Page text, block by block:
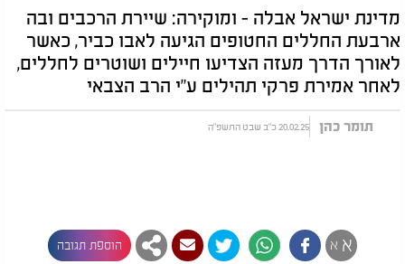
מדינת ישראל אבלה - ומוקירה: שיירת הרכבים ובה
ארבעת החללים החטופים הגיעה לאבו כביר, כאשר
לאורך הדרך מעזה הצדיעו חיילים ושוטרים לחללים,
לאחר אמירת פרקי תהילים ע"י הרב הצבאי
תומר כהן 20.02.25 כ"ב שבט התשפ"ה
א א הוספת תגובה